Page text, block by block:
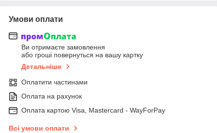
Умови оплати
Ви отримаєте замовлення
або гроші повернуться на вашу картку
Детальніше
Оплатити частинами
Оплата на рахунок
Оплата картою Visa, Mastercard - WayForPay
Всі умови оплати